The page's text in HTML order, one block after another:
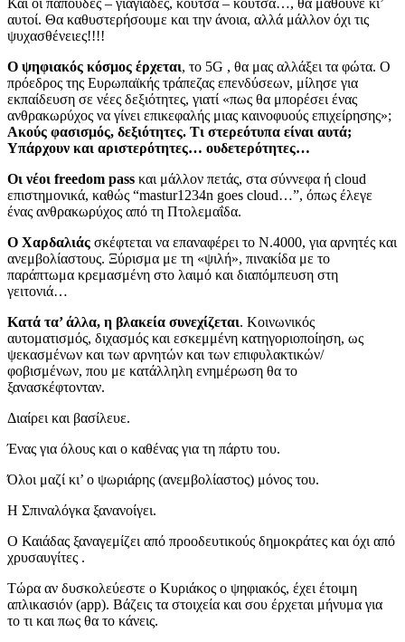
Και οι παπούδες – γιαγιάδες, κούτσα – κούτσα…, θα μάθουνε κι’
αυτοί. Θα καθυστερήσουμε και την άνοια, αλλά μάλλον όχι τις
ψυχασθένειες!!!!
Ο ψηφιακός κόσμος έρχεται, το 5G , θα μας αλλάξει τα φώτα. Ο
πρόεδρος της Ευρωπαϊκής τράπεζας επενδύσεων, μίλησε για
εκπαίδευση σε νέες δεξιότητες, γιατί «πως θα μπορέσει ένας
ανθρακωρύχος να γίνει επικεφαλής μιας καινοφυούς επιχείρησης»;
Ακούς φασισμός, δεξιότητες. Τι στερεότυπα είναι αυτά;
Υπάρχουν και αριστερότητες… ουδετερότητες…
Οι νέοι freedom pass και μάλλον πετάς, στα σύννεφα ή cloud
επιστημονικά, καθώς “mastur1234n goes cloud…”, όπως έλεγε
ένας ανθρακωρύχος από τη Πτολεμαΐδα.
Ο Χαρδαλιάς σκέφτεται να επαναφέρει το Ν.4000, για αρνητές και
ανεμβολίαστους. Ξύρισμα με τη «ψιλή», πινακίδα με το
παράπτωμα κρεμασμένη στο λαιμό και διαπόμπευση στη
γειτονιά…
Κατά τα’ άλλα, η βλακεία συνεχίζεται. Κοινωνικός
αυτοματισμός, διχασμός και εσκεμμένη κατηγοριοποίηση, ως
ψεκασμένων και των αρνητών και των επιφυλακτικών/
φοβισμένων, που με κατάλληλη ενημέρωση θα το
ξανασκέφτονταν.
Διαίρει και βασίλευε.
Ένας για όλους και ο καθένας για τη πάρτυ του.
Όλοι μαζί κι’ ο ψωριάρης (ανεμβολίαστος) μόνος του.
Η Σπιναλόγκα ξανανοίγει.
Ο Καιάδας ξαναγεμίζει από προοδευτικούς δημοκράτες και όχι από
χρυσαυγίτες .
Τώρα αν δυσκολεύεστε ο Κυριάκος ο ψηφιακός, έχει έτοιμη
απλικασιόν (app). Βάζεις τα στοιχεία και σου έρχεται μήνυμα για
το τι και πως θα το κάνεις.